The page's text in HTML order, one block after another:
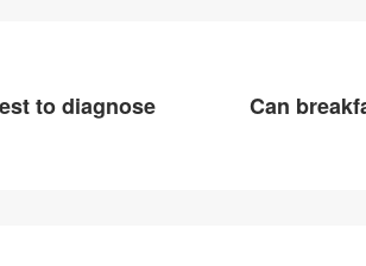
to diagnose
Can